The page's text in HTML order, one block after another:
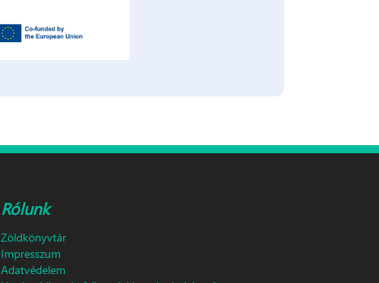
Rólunk
Zöldkönyvtár
Impresszum
Adatvédelem